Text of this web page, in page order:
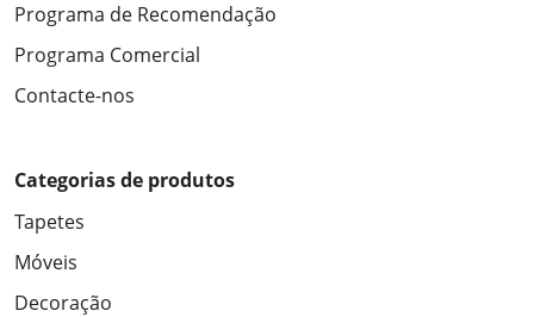
Programa de Recomendação
Programa Comercial
Contacte-nos
Categorias de produtos
Tapetes
Móveis
Decoração